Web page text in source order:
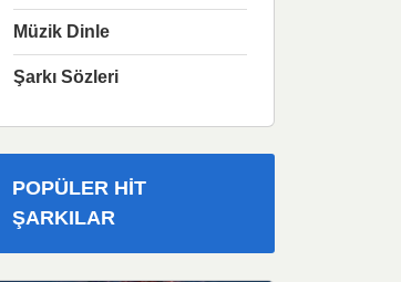
Müzik Dinle
Şarkı Sözleri
POPÜLER HIT
ŞARKILAR